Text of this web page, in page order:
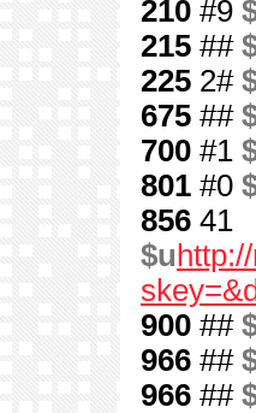
210 #9
215 ##
225 2#
675 ##
700 #1
801 #0
856 41
$u
900 ##
966 ##
966 ##